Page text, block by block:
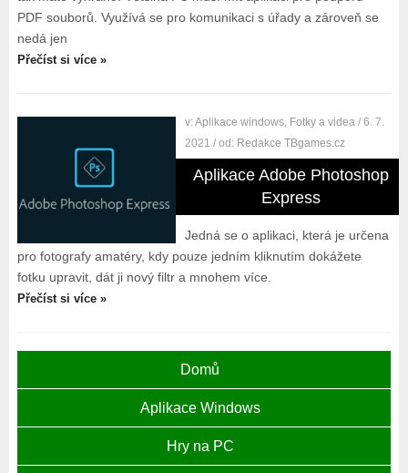
PDF souborů. Využívá se pro komunikaci s úřady a zároveň se
nedá jen
Přečíst si více »
v:Aplikace windows, Fotky a videa / 6. 7.
2021 / od: Redakce TBgames.cz
Aplikace Adobe Photoshop
Express
Jedná se o aplikaci, která je určena
pro fotografy amatéry, kdy pouze jedním kliknutím dokážete
fotku upravit, dát ji nový filtr a mnohem více.
Přečíst si více »
Domů
Aplikace Windows
Hry na PC